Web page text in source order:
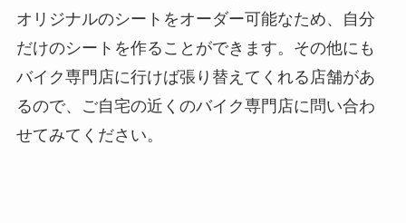
オリジナルのシートをオーダー可能なため、自分
だけのシートを作ることができます。その他にも
バイク専門店に行けば張り替えてくれる店舗があ
るので、ご自宅の近くのバイク専門店に問い合わ
せてみてください。